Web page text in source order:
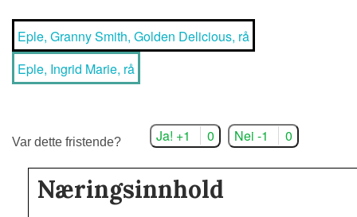
Eple, Granny Smith, Golden Delicious, rå
Eple, Ingrid Marie, rå
Var dette fristende? Ja! +1 0 Nei -1 0
Næringsinnhold